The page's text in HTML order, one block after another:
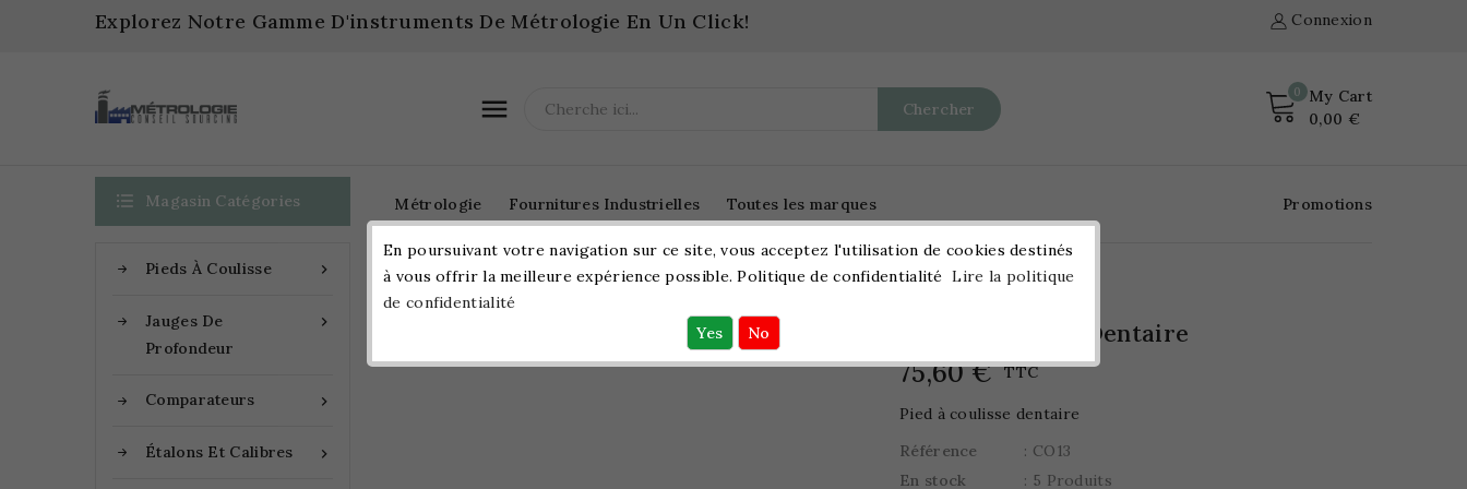
Explorez Notre Gamme D'instruments De Métrologie En Un Click! Connexion
0
My Cart
0,00 €
 Chercher
Métrologie Fournitures Industrielles Toutes les marques Promotions
 Magasin Catégories

Pieds À Coulisse

Jauges De
Profondeur

Comparateurs

Étalons Et Calibres
Accueil Pied À Coulisse Dentaire
Pied À Coulisse Dentaire
75,60 € TTC
Pied à coulisse dentaire
Référence
: CO13
En stock
: 5 Produits
En poursuivant votre navigation sur ce site, vous acceptez l'utilisation de cookies destinés
à vous offrir la meilleure expérience possible. Politique de confidentialitéLire la politique
de confidentialité